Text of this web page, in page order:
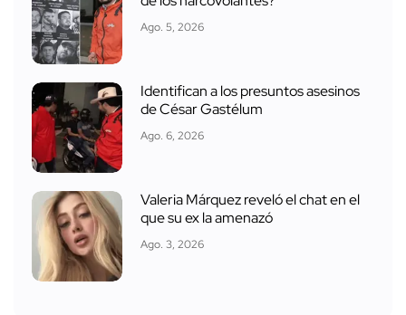
Ago. 5, 2026
Identifican a los presuntos asesinos
de César Gastélum
Ago. 6, 2026
Valeria Márquez reveló el chat en el
que su ex la amenazó
Ago. 3, 2026